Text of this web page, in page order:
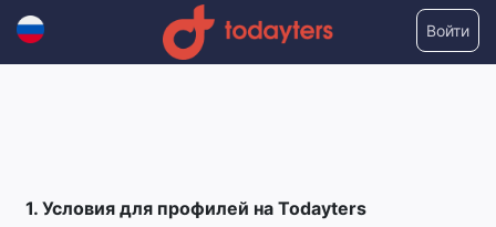
Войти
1. Условия для профилей на Todayters